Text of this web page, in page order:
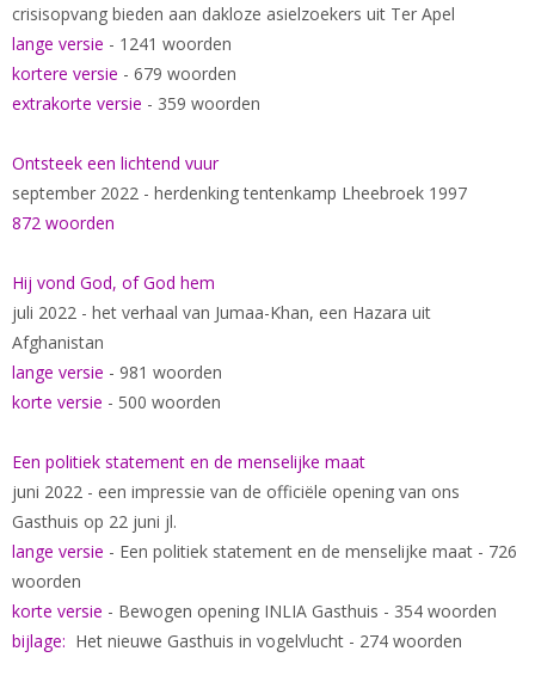
crisisopvang bieden aan dakloze asielzoekers uit Ter Apel
lange versie - 1241 woorden
kortere versie - 679 woorden
extrakorte versie - 359 woorden
Ontsteek een lichtend vuur
september 2022 - herdenking tentenkamp Lheebroek 1997
872 woorden
Hij vond God, of God hem
juli 2022 - het verhaal van Jumaa-Khan, een Hazara uit
Afghanistan
lange versie - 981 woorden
korte versie - 500 woorden
Een politiek statement en de menselijke maat
juni 2022 - een impressie van de officiële opening van ons
Gasthuis op 22 juni jl.
lange versie - Een politiek statement en de menselijke maat - 726
woorden
korte versie - Bewogen opening INLIA Gasthuis - 354 woorden
bijlage: Het nieuwe Gasthuis in vogelvlucht - 274 woorden